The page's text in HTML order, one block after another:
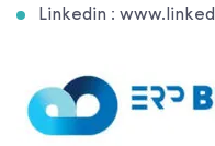
Linkedin :